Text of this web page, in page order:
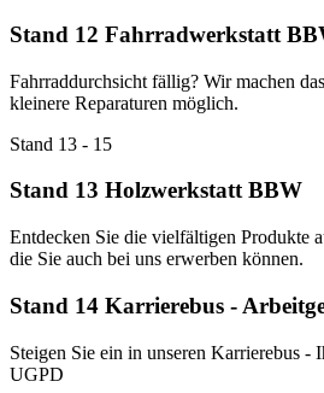
Stand 12 Fahrradwerkstatt
Fahrraddurchsicht fällig? Wir machen
kleinere Reparaturen möglich.
Stand 13 - 15
Stand 13 Holzwerkstatt BBW
Entdecken Sie die vielfältigen Produkte
die Sie auch bei uns erwerben können.
Stand 14 Karrierebus -
Steigen Sie ein in unseren Karrierebus -
UGPD